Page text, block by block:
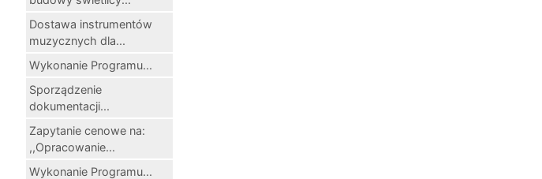
Dostawa instrumentów
muzycznych dla...
Wykonanie Programu...
Sporządzenie
dokumentacji...
Zapytanie cenowe na:
,,Opracowanie...
Wykonanie Programu...